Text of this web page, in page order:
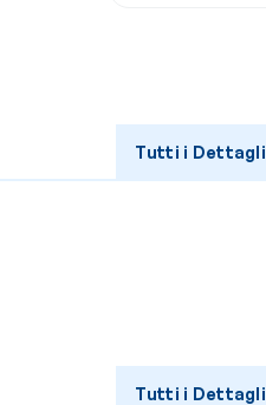
Tutti i Dettagli
Tutti i Dettagli